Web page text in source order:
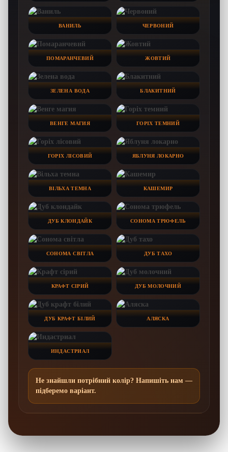
ВАНИЛЬ ЧЕРВОНИЙ
ПОМАРАНЧЕВИЙ ЖОВТИЙ
ЗЕЛЕНА ВОДА БЛАКИТНИЙ
ВЕНГЕ МАГИЯ ГОРІХ ТЕМНИЙ
ГОРІХ ЛІСОВИЙ ЯБЛУНЯ ЛОКАРНО
ВІЛЬХА ТЕМНА КАШЕМИР
ДУБ КЛОНДАЙК СОНОМА ТРЮФЕЛЬ
СОНОМА СВІТЛА ДУБ ТАХО
КРАФТ СІРИЙ ДУБ МОЛОЧНИЙ
ДУБ КРАФТ БІЛИЙ АЛЯСКА
ИНДАСТРИАЛ
Не знайшли потрібний колір? Напишіть нам —
підберемо варіант.